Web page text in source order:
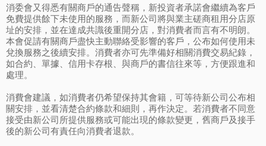
消委會又得悉有關商戶的通告聲稱，新投資者承諾會繼續為客戶
免費提供餘下未使用的服務，而新公司將與業主磋商租用分店原
址的安排，並在達成共識後重開分店，對消費者而言有不明朗。
本會促請有關商戶盡快主動聯絡受影響的客戶，公布如何使用未
兌換服務之後續安排。消費者亦可先準備好相關消費交易紀錄，
如合約、單據、信用卡存根、與商戶的書信往來等，方便跟進和
處理。
消費會建議，如消費者仍希望保持其會籍，可等待新公司公布相
關安排，並看清楚合約條款和細則，再作決定。若消費者不同意
接受由新公司所提供服務或可能出現的條款變更，舊商戶及接手
後的新公司有責任向消費者退款。